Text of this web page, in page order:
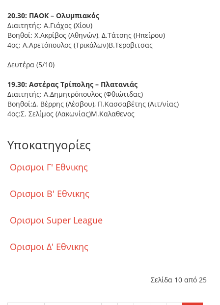
20.30: ΠΑΟΚ – Ολυμπιακός
Διαιτητής: Α.Γιάχος (Χίου)
Βοηθοί: Χ.Ακρίβος (Αθηνών), Δ.Τάτσης (Ηπείρου)
4ος: Α.Αρετόπουλος (Τρικάλων)Β.Τεροβιτσας
Δευτέρα (5/10)
19.30: Αστέρας Τρίπολης – Πλατανιάς
Διαιτητής: Α.Δημητρόπουλος (Φθιώτιδας)
Βοηθοί:Δ. Βέρρης (Λέσβου), Π.Κασσαβέτης (Αιτ/νίας)
4ος:Σ. Σελίμος (Λακωνίας)Μ.Καλαθενος
Υποκατηγορίες
Ορισμοι Γ' Εθνικης
Ορισμοι Β' Εθνικης
Ορισμοι Super League
Ορισμοι Δ' Εθνικης
Σελίδα 10 από 25